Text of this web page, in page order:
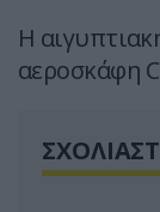
Η
αεροσκάφη